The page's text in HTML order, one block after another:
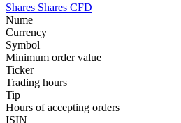
Shares Shares CFD
Nume
Currency
Symbol
Minimum order value
Ticker
Trading hours
Tip
Hours of accepting orders
ISIN